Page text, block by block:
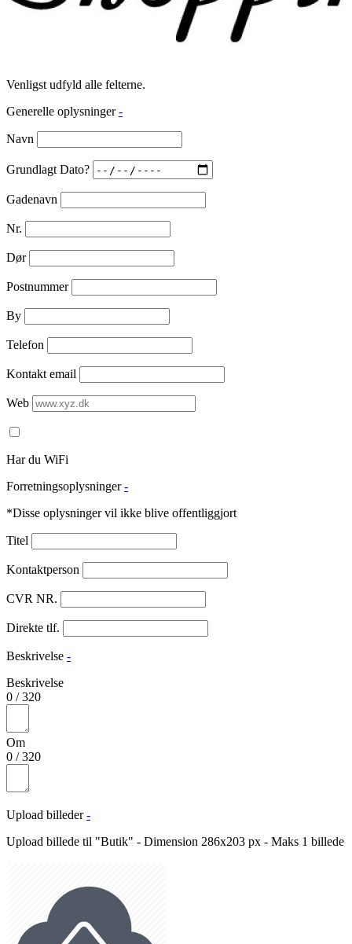
Venligst udfyld alle felterne.
Generelle oplysninger -
Navn
Grundlagt Dato?
Gadenavn
Nr.
Dør
Postnummer
By
Telefon
Kontakt email
Web
Har du WiFi
Forretningsoplysninger -
*Disse oplysninger vil ikke blive offentliggjort
Titel
Kontaktperson
CVR NR.
Direkte tlf.
Beskrivelse -
Beskrivelse
0 /320
Om
0 /320
Upload billeder -
Upload billede til "Butik" - Dimension 286x203 px - Maks 1 billede